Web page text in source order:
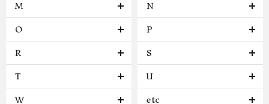
M N
O P
R S
T U
W etc